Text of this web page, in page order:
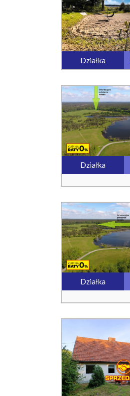
Działka
Działka
Działka